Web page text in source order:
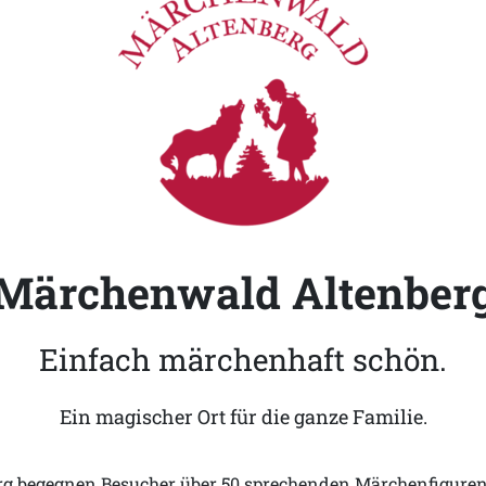
Einfach märchenhaft schön.
Ein magischer Ort für die ganze Familie.